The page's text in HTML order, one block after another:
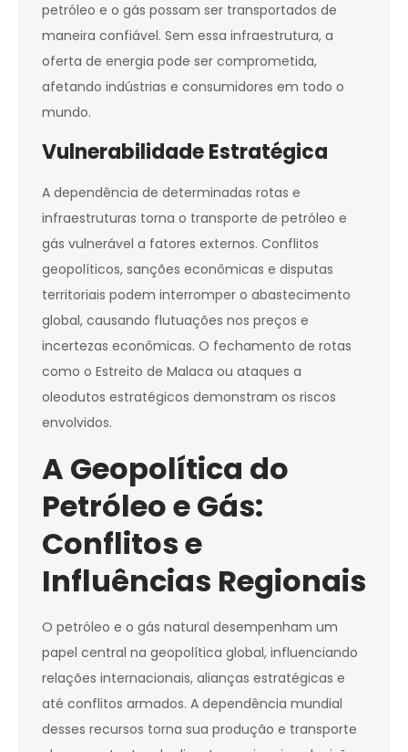
petróleo e o gás possam ser transportados de
maneira confiável. Sem essa infraestrutura, a
oferta de energia pode ser comprometida,
afetando indústrias e consumidores em todo o
mundo.
Vulnerabilidade Estratégica
A dependência de determinadas rotas e
infraestruturas torna o transporte de petróleo e
gás vulnerável a fatores externos. Conflitos
geopolíticos, sanções econômicas e disputas
territoriais podem interromper o abastecimento
global, causando flutuações nos preços e
incertezas econômicas. O fechamento de rotas
como o Estreito de Malaca ou ataques a
oleodutos estratégicos demonstram os riscos
envolvidos.
A Geopolítica do
Petróleo e Gás:
Conflitos e
Influências Regionais
O petróleo e o gás natural desempenham um
papel central na geopolítica global, influenciando
relações internacionais, alianças estratégicas e
até conflitos armados. A dependência mundial
desses recursos torna sua produção e transporte